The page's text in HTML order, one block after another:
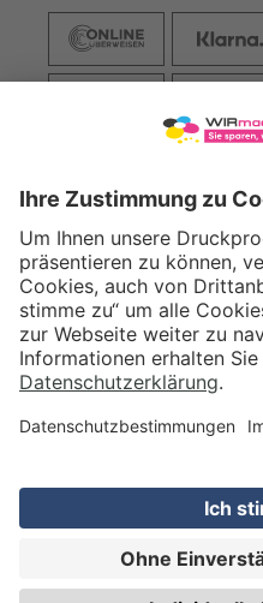
VERSAND
WIRmachenDRUCK GmbH